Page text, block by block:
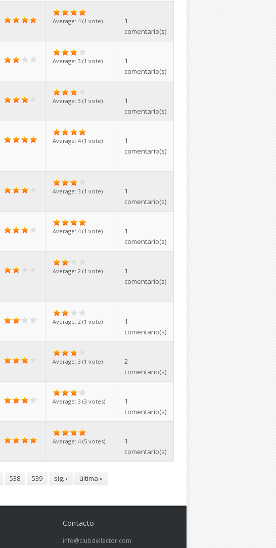
Average: 4 (1 vote)
1
comentario(s)
Average: 3 (1 vote)
1
comentario(s)
Average: 3 (1 vote)
1
comentario(s)
Average: 4 (1 vote)
1
comentario(s)
Average: 3 (1 vote)
1
comentario(s)
Average: 4 (1 vote)
1
comentario(s)
Average: 2 (1 vote)
1
comentario(s)
Average: 2 (1 vote)
1
comentario(s)
Average: 3 (1 vote)
2
comentario(s)
Average: 3 (3 votes)
1
comentario(s)
Average: 4 (5 votes)
1
comentario(s)
538 539 sig. › última »
Contacto
info@clubdellector.com